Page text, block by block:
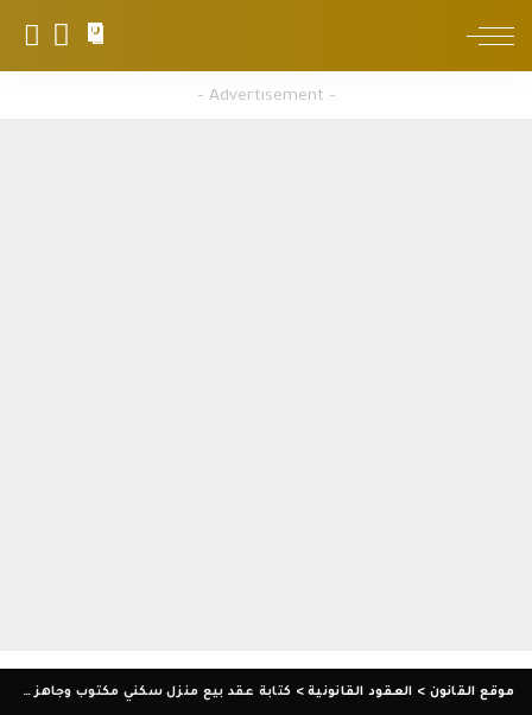
0
– Advertisement –
موقع القانون > العقود القانونية> كتابة عقد بيع منزل سكني مكتوب وجاهز للطباعة